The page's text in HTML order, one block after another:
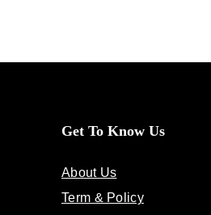
Get To Know Us
About Us
Term & Policy